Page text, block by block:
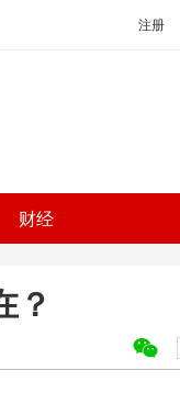
注册
财经
？